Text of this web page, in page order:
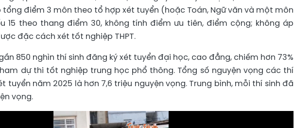
điểm 3 môn theo tổ hợp xét tuyển (hoặc Toán, Ngữ văn và một môn
15 theo thang điểm 30, không tính điểm ưu tiên, điểm cộng; không áp
đặc cách xét tốt nghiệp THPT.
850 nghìn thí sinh đăng ký xét tuyển đại học, cao đẳng, chiếm hơn 73%
dự thi tốt nghiệp trung học phổ thông. Tổng số nguyện vọng các thí
tuyển năm 2025 là hơn 7,6 triệu nguyện vọng. Trung bình, mỗi thí sinh đã
vọng.